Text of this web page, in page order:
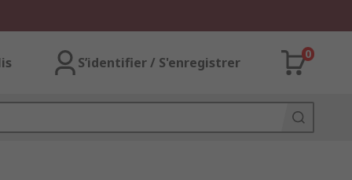
S’identifier / S'enregistrer
0